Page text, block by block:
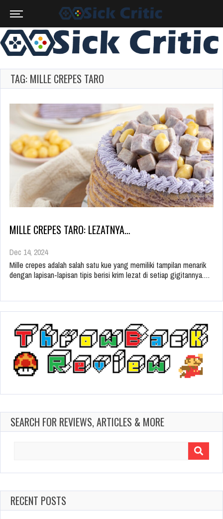
TAG: MILLE CREPES TARO
MILLE CREPES TARO: LEZATNYA…
Dec 14, 2024
Mille crepes adalah salah satu kue yang memiliki tampilan menarik
dengan lapisan-lapisan tipis berisi krim lezat di setiap gigitannya.…
SEARCH FOR REVIEWS, ARTICLES & MORE
RECENT POSTS